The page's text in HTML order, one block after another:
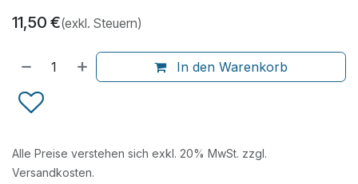
11,50 €(exkl. Steuern)
In den Warenkorb
Alle Preise verstehen sich exkl. 20% MwSt. zzgl.
Versandkosten.